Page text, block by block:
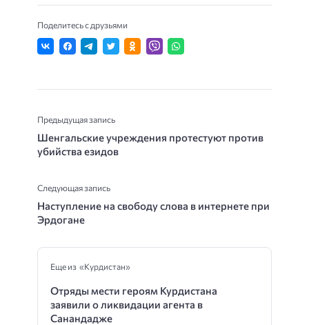
Поделитесь с друзьями
Предыдущая запись
Шенгальские учреждения протестуют против
убийства езидов
Следующая запись
Наступление на свободу слова в интернете при
Эрдогане
Еще из «Курдистан»
Отряды мести героям Курдистана
заявили о ликвидации агента в
Санандадже